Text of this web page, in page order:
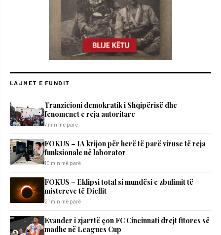
LAJMET E FUNDIT
Tranzicioni demokratik i Shqipërisë dhe
fenomenet e reja autoritare
7 min më parë
FOKUS – IA krijon për herë të parë viruse të reja
funksionale në laborator
10 min më parë
FOKUS – Eklipsi total si mundësi e zbulimit të
mistereve të Diellit
21 min më parë
Evander i zjarrtë çon FC Cincinnati drejt fitores së
madhe në Leagues Cup